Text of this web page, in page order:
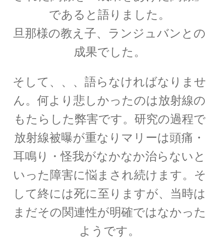
ギブズ
”a physicist must be partially sane”
クラウディオス・プトレマイオス
【三角法を考案し天動説の体系を考案】
クリスティアーン・ホイヘンス
【オランダ物理学の黎明期に光学を研究】
グラーツ大学：Universität Graz
関連の物理学者・シュレディンガー等
であると語りました。
旦那様の教え子、ランジュバンとの
成果でした。
そして、、、語らなければなりませ
ん。何より悲しかったのは放射線の
もたらした弊害です。研究の過程で
放射線被曝が重なりマリーは頭痛・
耳鳴り・怪我がなかなか治らないと
いった障害に悩まされ続けます。そ
して終には死に至りますが、当時は
まだその関連性が明確ではなかった
ようです。